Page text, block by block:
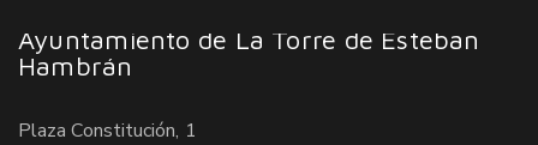
Ayuntamiento de La Torre de Esteban
Hambrán
Plaza Constitución, 1